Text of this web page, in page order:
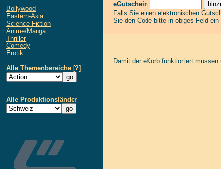
Bollywood
Eastern-Asia
Science Fiction
Anime/Manga
Thriller
Comedy
Erotik
Alle Themenbereiche [?]
Alle Produktionsländer
eGutschein
Falls Sie einen elektronischen
Sie den Code bitte in obiges Feld
Damit der eKorb funktioniert